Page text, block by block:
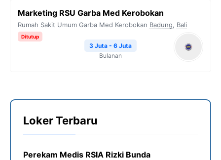
Marketing RSU Garba Med Kerobokan
Rumah Sakit Umum Garba Med Kerobokan Badung, Bali
Ditutup
3 Juta - 6 Juta
Bulanan
Loker Terbaru
Perekam Medis RSIA Rizki Bunda